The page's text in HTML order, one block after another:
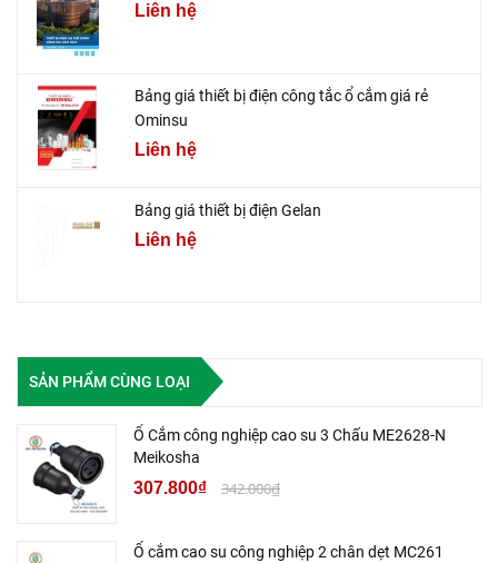
Liên hệ
Bảng giá thiết bị điện công tắc ổ cắm giá rẻ
Ominsu
Liên hệ
Bảng giá thiết bị điện Gelan
Liên hệ
SẢN PHẨM CÙNG LOẠI
Ổ Cắm công nghiệp cao su 3 Chấu ME2628-N
Meikosha
307.800₫ 342.000₫
Ổ cắm cao su công nghiệp 2 chân dẹt MC261